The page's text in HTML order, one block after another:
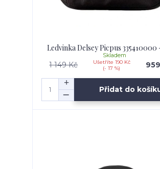
Ledvinka Delsey Picpus 335410000
1 149 Kč
Ušetříte 190 Kč
(- 17 %)
Skladem
Přidat do